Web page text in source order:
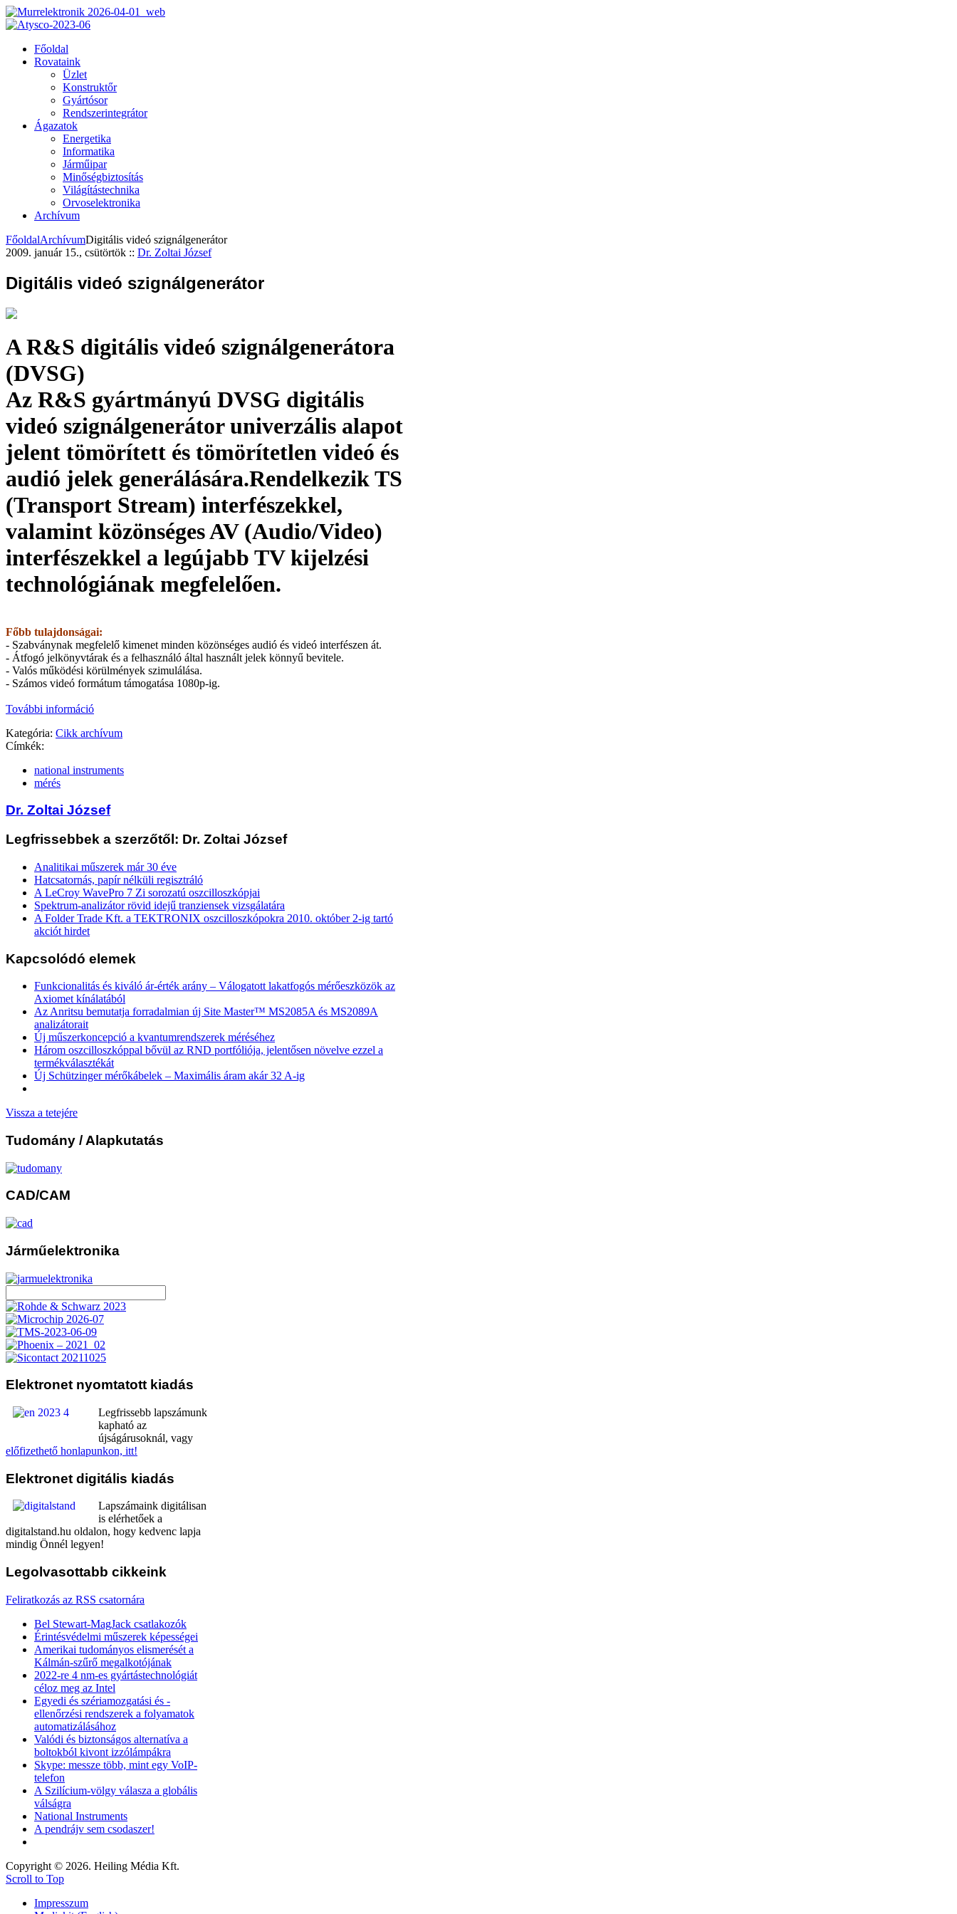
Főoldal
Rovataink
Üzlet
Konstruktőr
Gyártósor
Rendszerintegrátor
Ágazatok
Energetika
Informatika
Járműipar
Minőségbiztosítás
Világítástechnika
Orvoselektronika
Archívum
FőoldalArchívumDigitális videó szignálgenerátor
2009. január 15., csütörtök :: Dr. Zoltai József
Digitális videó szignálgenerátor
A R&S digitális videó szignálgenerátora
(DVSG)
Az R&S gyártmányú DVSG digitális
videó szignálgenerátor univerzális alapot
jelent tömörített és tömörítetlen videó és
audió jelek generálására.Rendelkezik TS
(Transport Stream) interfészekkel,
valamint közönséges AV (Audio/Video)
interfészekkel a legújabb TV kijelzési
technológiának megfelelően.
Főbb tulajdonságai:
- Szabványnak megfelelő kimenet minden közönséges audió és videó interfészen át.
- Átfogó jelkönyvtárak és a felhasználó által használt jelek könnyű bevitele.
- Valós működési körülmények szimulálása.
- Számos videó formátum támogatása 1080p-ig.
További információ
Kategória: Cikk archívum
Címkék:
national instruments
mérés
Dr. Zoltai József
Legfrissebbek a szerzőtől: Dr. Zoltai József
Analitikai műszerek már 30 éve
Hatcsatornás, papír nélküli regisztráló
A LeCroy WavePro 7 Zi sorozatú oszcilloszkópjai
Spektrum-analizátor rövid idejű tranziensek vizsgálatára
A Folder Trade Kft. a TEKTRONIX oszcilloszkópokra 2010. október 2-ig tartó
akciót hirdet
Kapcsolódó elemek
Funkcionalitás és kiváló ár-érték arány – Válogatott lakatfogós mérőeszközök az
Axiomet kínálatából
Az Anritsu bemutatja forradalmian új Site Master™ MS2085A és MS2089A
analizátorait
Új műszerkoncepció a kvantumrendszerek méréséhez
Három oszcilloszkóppal bővül az RND portfóliója, jelentősen növelve ezzel a
termékválasztékát
Új Schützinger mérőkábelek – Maximális áram akár 32 A-ig
Vissza a tetejére
Tudomány / Alapkutatás
CAD/CAM
Járműelektronika
Elektronet nyomtatott kiadás
Legfrissebb lapszámunk
kapható az
újságárusoknál, vagy
előfizethető honlapunkon, itt!
Elektronet digitális kiadás
Lapszámaink digitálisan
is elérhetőek a
digitalstand.hu oldalon, hogy kedvenc lapja
mindig Önnél legyen!
Legolvasottabb cikkeink
Feliratkozás az RSS csatornára
Bel Stewart-MagJack csatlakozók
Érintésvédelmi műszerek képességei
Amerikai tudományos elismerését a
Kálmán-szűrő megalkotójának
2022-re 4 nm-es gyártástechnológiát
céloz meg az Intel
Egyedi és szériamozgatási és -
ellenőrzési rendszerek a folyamatok
automatizálásához
Valódi és biztonságos alternatíva a
boltokból kivont izzólámpákra
Skype: messze több, mint egy VoIP-
telefon
A Szilícium-völgy válasza a globális
válságra
National Instruments
A pendrájv sem csodaszer!
Copyright © 2026. Heiling Média Kft.
Scroll to Top
Impresszum